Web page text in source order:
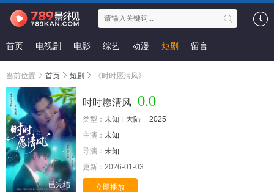
首页 电视剧 电影 综艺 动漫 短剧 留言
当前位置 首页 短剧 《时时愿清风》
已完结
时时愿清风 0.0
类型： 未知 大陆
2025
主演： 未知
导演： 未知
更新： 2026-01-03
立即播放